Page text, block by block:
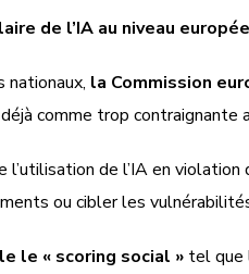
de l’IA au niveau
la Commission
comme trop
l’utilisation de l’IA en
ou cibler les
le « scoring social » tel que